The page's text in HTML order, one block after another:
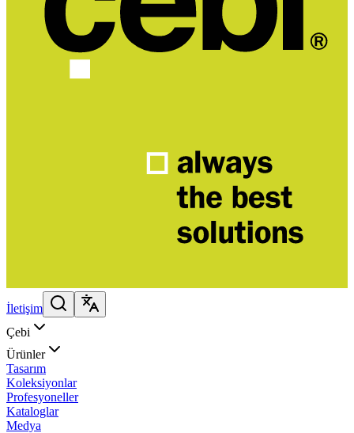
İletişim
Çebi
Ürünler
Tasarım
Koleksiyonlar
Profesyoneller
Kataloglar
Medya